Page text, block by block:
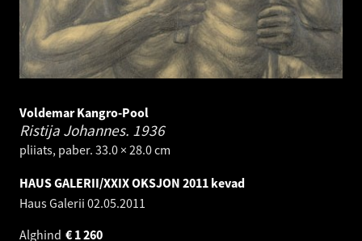
Voldemar Kangro-Pool
Ristija Johannes. 1936
pliiats, paber. 33.0 × 28.0 cm
HAUS GALERII/XXIX OKSJON 2011 kevad
Haus Galerii 02.05.2011
Alghind
1 260
€